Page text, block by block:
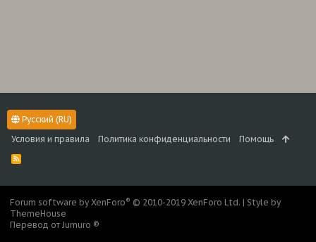
Русский (RU)
Условия и правила
Политика конфиденциальности Помощь
R
S
Forum software by XenForo® © 2010-2019 XenForo Ltd. | Style by
ThemeHouse
Перевод от Jumuro ®